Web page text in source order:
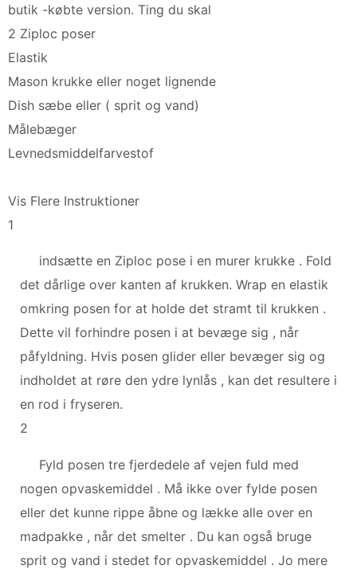
butik -købte version. Ting du skal
2 Ziploc poser
Elastik
Mason krukke eller noget lignende
Dish sæbe eller ( sprit og vand)
Målebæger
Levnedsmiddelfarvestof
Vis Flere Instruktioner
1
indsætte en Ziploc pose i en murer krukke . Fold
det dårlige over kanten af ​​krukken. Wrap en elastik
omkring posen for at holde det stramt til krukken .
Dette vil forhindre posen i at bevæge sig , når
påfyldning. Hvis posen glider eller bevæger sig og
indholdet at røre den ydre lynlås , kan det resultere i
en rod i fryseren.
2
Fyld posen tre fjerdedele af vejen fuld med
nogen opvaskemiddel . Må ikke over fylde posen
eller det kunne rippe åbne og lække alle over en
madpakke , når det smelter . Du kan også bruge
sprit og vand i stedet for opvaskemiddel . Jo mere